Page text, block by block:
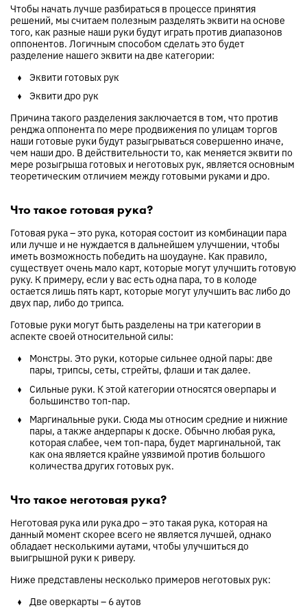
Чтобы начать лучше разбираться в процессе принятия
решений, мы считаем полезным разделять эквити на основе
того, как разные наши руки будут играть против диапазонов
оппонентов. Логичным способом сделать это будет
разделение нашего эквити на две категории:
Эквити готовых рук
Эквити дро рук
Причина такого разделения заключается в том, что против
ренджа оппонента по мере продвижения по улицам торгов
наши готовые руки будут разыгрываться совершенно иначе,
чем наши дро. В действительности то, как меняется эквити по
мере розыгрыша готовых и неготовых рук, является основным
теоретическим отличием между готовыми руками и дро.
Что такое готовая рука?
Готовая рука – это рука, которая состоит из комбинации пара
или лучше и не нуждается в дальнейшем улучшении, чтобы
иметь возможность победить на шоудауне. Как правило,
существует очень мало карт, которые могут улучшить готовую
руку. К примеру, если у вас есть одна пара, то в колоде
остается лишь пять карт, которые могут улучшить вас либо до
двух пар, либо до трипса.
Готовые руки могут быть разделены на три категории в
аспекте своей относительной силы:
Монстры. Это руки, которые сильнее одной пары: две
пары, трипсы, сеты, стрейты, флаши и так далее.
Сильные руки. К этой категории относятся оверпары и
большинство топ-пар.
Маргинальные руки. Сюда мы относим средние и нижние
пары, а также андерпары к доске. Обычно любая рука,
которая слабее, чем топ-пара, будет маргинальной, так
как она является крайне уязвимой против большого
количества других готовых рук.
Что такое неготовая рука?
Неготовая рука или рука дро – это такая рука, которая на
данный момент скорее всего не является лучшей, однако
обладает несколькими аутами, чтобы улучшиться до
выигрышной руки к риверу.
Ниже представлены несколько примеров неготовых рук:
Две оверкарты – 6 аутов